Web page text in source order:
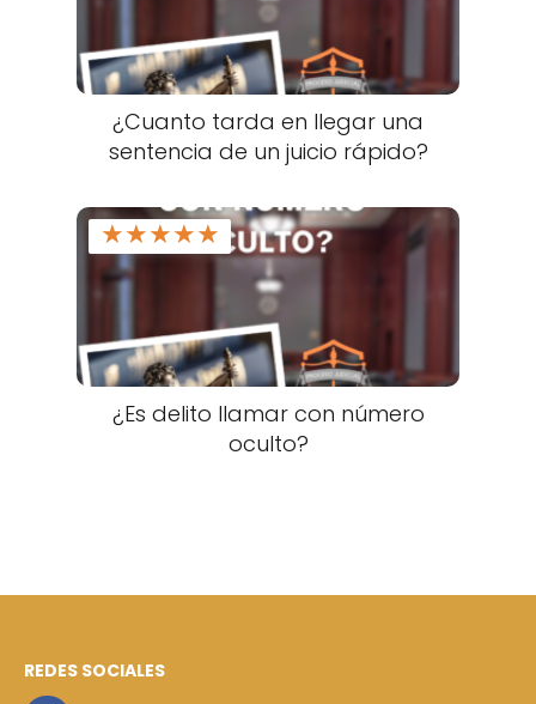
¿Cuanto tarda en llegar una
sentencia de un juicio rápido?
★★★★★
¿Es delito llamar con número
oculto?
REDES SOCIALES